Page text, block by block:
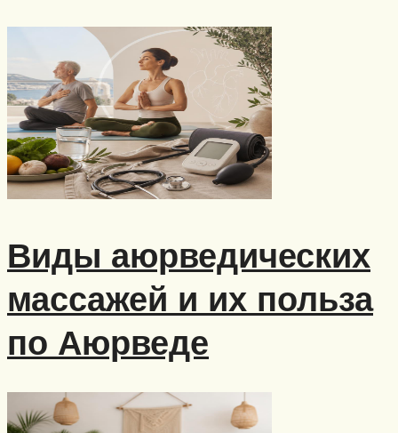
Виды аюрведических
массажей и их польза
по Аюрведе